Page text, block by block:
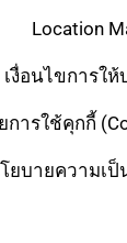
Location
เงื่อนไขการให้
การใช้คุกกี้
ยบายความเ